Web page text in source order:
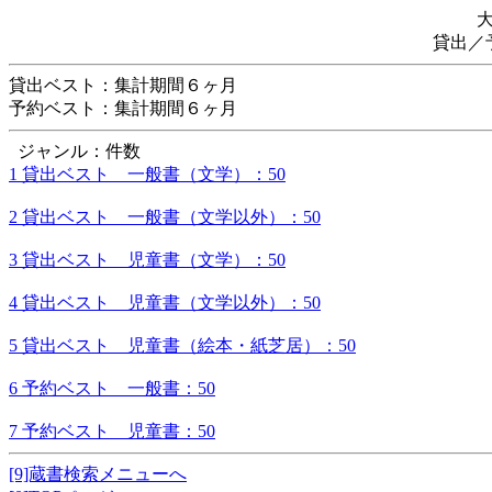
貸出／
貸出ベスト：集計期間６ヶ月
予約ベスト：集計期間６ヶ月
ジャンル：件数
1 貸出ベスト 一般書（文学）：50
2 貸出ベスト 一般書（文学以外）：50
3 貸出ベスト 児童書（文学）：50
4 貸出ベスト 児童書（文学以外）：50
5 貸出ベスト 児童書（絵本・紙芝居）：50
6 予約ベスト 一般書：50
7 予約ベスト 児童書：50
[9]蔵書検索メニューへ